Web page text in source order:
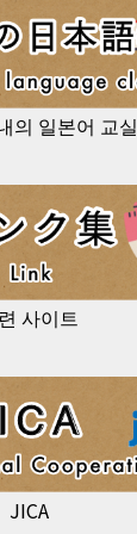
의 일본어 교실
사이트
JICA